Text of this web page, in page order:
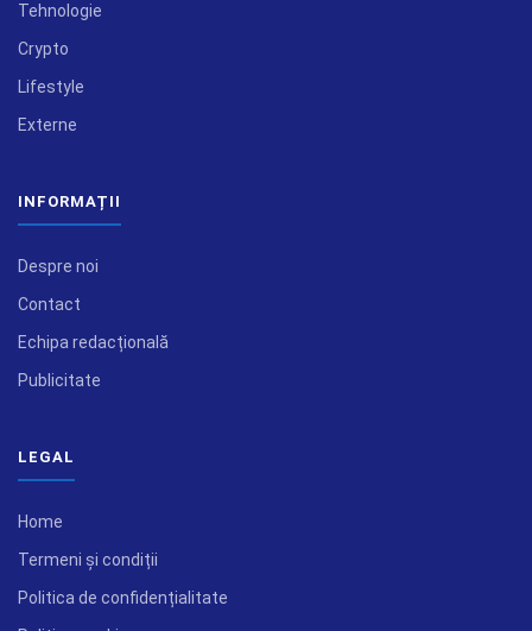
Tehnologie
Crypto
Lifestyle
Externe
INFORMAȚII
Despre noi
Contact
Echipa redacțională
Publicitate
LEGAL
Home
Termeni și condiții
Politica de confidențialitate